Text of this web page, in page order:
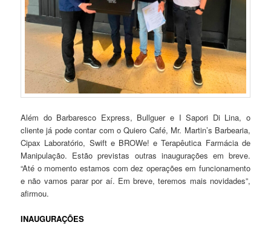
Além do Barbaresco Express, Bullguer e I Sapori Di Lina, o
cliente já pode contar com o Quiero Café, Mr. Martin’s Barbearia,
Cipax Laboratório, Swift e BROWe! e Terapêutica Farmácia de
Manipulação. Estão previstas outras inaugurações em breve.
“Até o momento estamos com dez operações em funcionamento
e não vamos parar por aí. Em breve, teremos mais novidades”,
afirmou.
INAUGURAÇÕES